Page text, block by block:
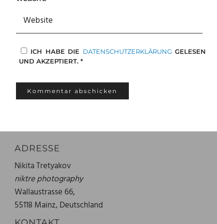
ICH HABE DIE DATENSCHUTZERKLÄRUNG GELESEN
UND AKZEPTIERT. *
ADRESSE
Nikita Tretyakov
niktre photography
Wallaustrasse 66,
55118 Mainz, Deutschland